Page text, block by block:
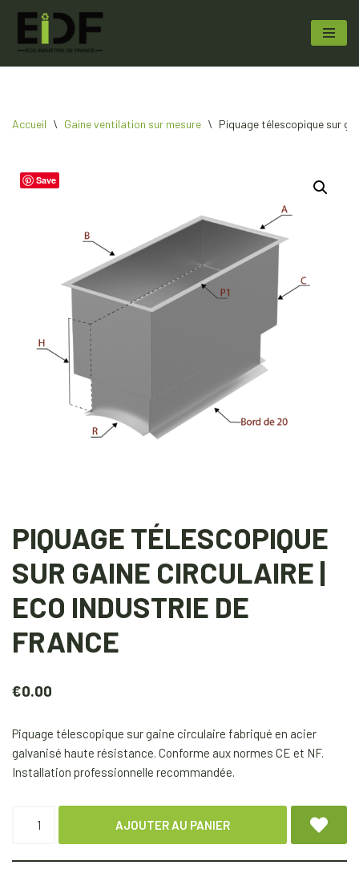
Aller
Accueil \ Gaine ventilation sur mesure \ Piquage télescopique sur
Save
PIQUAGE TÉLESCOPIQUE
SUR GAINE CIRCULAIRE |
ECO INDUSTRIE DE
FRANCE
€0.00
Piquage télescopique sur gaine circulaire fabriqué en acier
galvanisé haute résistance. Conforme aux normes CE et NF.
Installation professionnelle recommandée.
AJOUTER AU PANIER